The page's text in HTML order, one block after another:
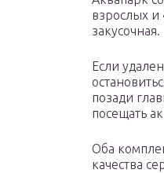
взрослых и
закусочная.
Если
позади
посещать
Оба
качества